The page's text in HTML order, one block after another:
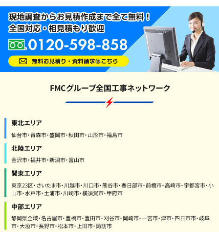
FMCグループ全国工事ネットワーク
東北エリア
仙台市・青森市・盛岡市・秋田市・山形市・福島市
北陸エリア
金沢市・福井市・新潟市・富山市
関東エリア
東京23区・さいたま市・川越市・川口市・熊谷市・春日部市・前橋市・高崎市・宇都宮市・小
山市・水戸市・土浦市・川崎市・横須賀市・甲府市
中部エリア
静岡県全域・名古屋市・豊橋市・豊田市・刈谷市・岡崎市・一宮市・津市・四日市市・岐阜
市・大垣市・長野市・松本市・上田市・諏訪市